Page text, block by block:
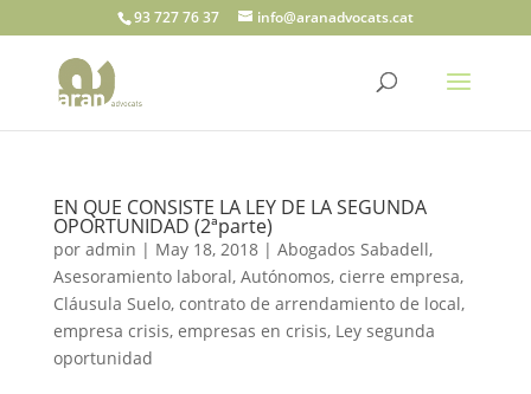
93 727 76 37 info@aranadvocats.cat
EN QUE CONSISTE LA LEY DE LA SEGUNDA
OPORTUNIDAD (2ªparte)
por admin | May 18, 2018| Abogados Sabadell,
Asesoramiento laboral, Autónomos, cierre empresa,
Cláusula Suelo, contrato de arrendamiento de local,
empresa crisis, empresas en crisis, Ley segunda
oportunidad